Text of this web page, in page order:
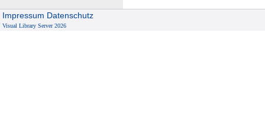
Impressum Datenschutz
Visual Library Server 2026